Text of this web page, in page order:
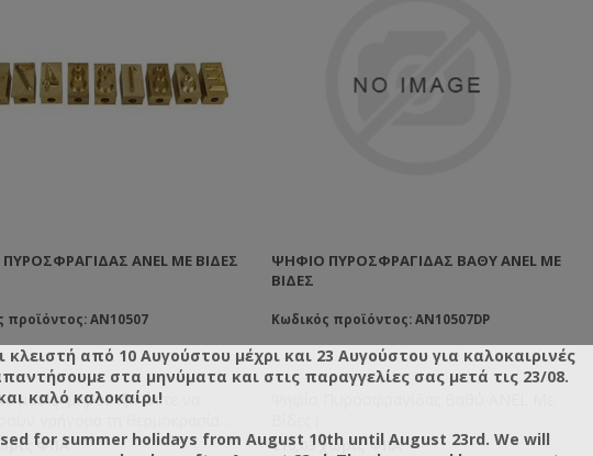
ANEL ΜΕ BΊΔΕΣ
προϊόντος: AN10507
μασίφ μπρούτζο ώστε να
αποθηκεύουν
ΦΠΑ
ΨΗΦΊΟ ΠΥΡΟΣΦΡΑΓΊΔΑΣ ΒΑΘΎ ANEL ΜΕ
BΊΔΕΣ
Κωδικός προϊόντος: AN10507DP
€10,03 χωρίς ΦΠΑ
κλειστή από 10 Αυγούστου μέχρι και 23 Αυγούστου για καλοκαιρινές
στα μηνύματα και στις παραγγελίες σας μετά τις 23/08.
καλό καλοκαίρι!
for summer holidays from August 10th until August 23rd. We will